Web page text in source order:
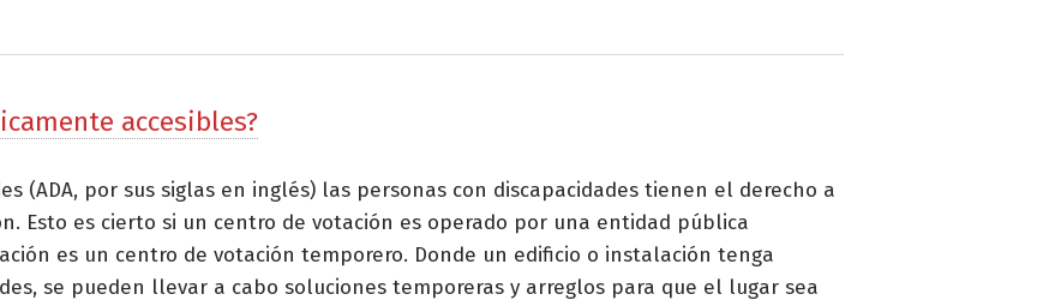
accesibles?
(ADA, por sus siglas en inglés) las personas con discapacidades tienen el derecho a
Esto es cierto si un centro de votación es operado por una entidad pública
es un centro de votación temporero. Donde un edificio o instalación tenga
se pueden llevar a cabo soluciones temporeras y arreglos para que el lugar sea